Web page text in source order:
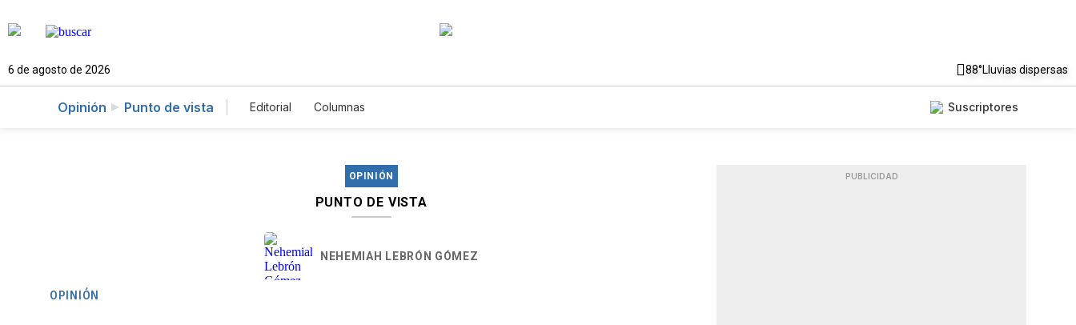
6 de agosto de 2026 88°Lluvias dispersas
Opinión Punto de vista Editorial Columnas Suscriptores
OPINIÓN
PUNTO DE VISTA
NEHEMIAH LEBRÓN GÓMEZ
OPINIÓN
PUBLICIDAD